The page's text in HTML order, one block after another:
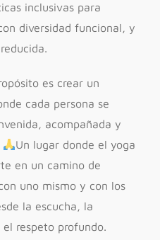
inclusivas para
diversidad funcional, y
es crear un
cada persona se
acompañada y
Un lugar donde el yoga
en un camino de
uno mismo y con los
la escucha, la
respeto profundo.